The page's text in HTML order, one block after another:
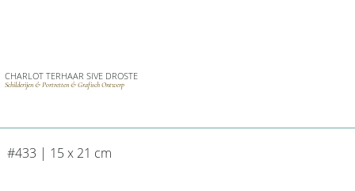
CHARLOT TERHAAR SIVE DROSTE
Schilderijen & Portretten & Grafisch Ontwerp
#433 | 15 x 21 cm